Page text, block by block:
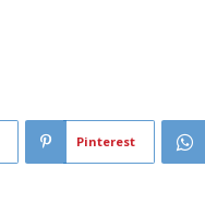
Pinterest